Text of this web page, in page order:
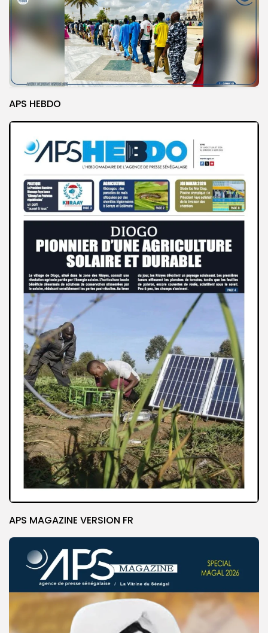
APS HEBDO
APS MAGAZINE VERSION FR